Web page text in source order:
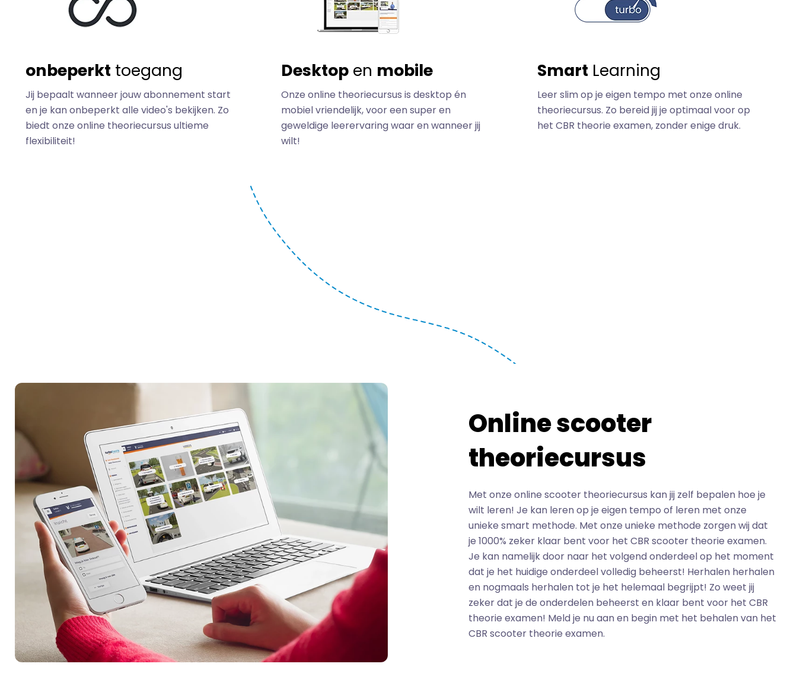
onbeperkt toegang
Jij bepaalt wanneer jouw abonnement start
en je kan onbeperkt alle video's bekijken. Zo
biedt onze online theoriecursus ultieme
flexibiliteit!
Desktop en mobile
Onze online theoriecursus is desktop én
mobiel vriendelijk, voor een super en
geweldige leerervaring waar en wanneer jij
wilt!
Smart Learning
Leer slim op je eigen tempo met onze online
theoriecursus. Zo bereid jij je optimaal voor op
het CBR theorie examen, zonder enige druk.
Online scooter
theoriecursus
Met onze online scooter theoriecursus kan jij zelf bepalen hoe je
wilt leren! Je kan leren op je eigen tempo of leren met onze
unieke smart methode. Met onze unieke methode zorgen wij dat
je 1000% zeker klaar bent voor het CBR scooter theorie examen.
Je kan namelijk door naar het volgend onderdeel op het moment
dat je het huidige onderdeel volledig beheerst! Herhalen herhalen
en nogmaals herhalen tot je het helemaal begrijpt! Zo weet jij
zeker dat je de onderdelen beheerst en klaar bent voor het CBR
theorie examen! Meld je nu aan en begin met het behalen van het
CBR scooter theorie examen.